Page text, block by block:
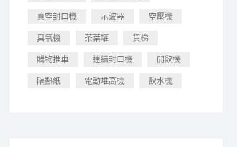
真空封口機 示波器 空壓機
臭氧機 茶葉罐 貨梯
購物推車 連續封口機 開飲機
隔熱紙 電動堆高機 飲水機